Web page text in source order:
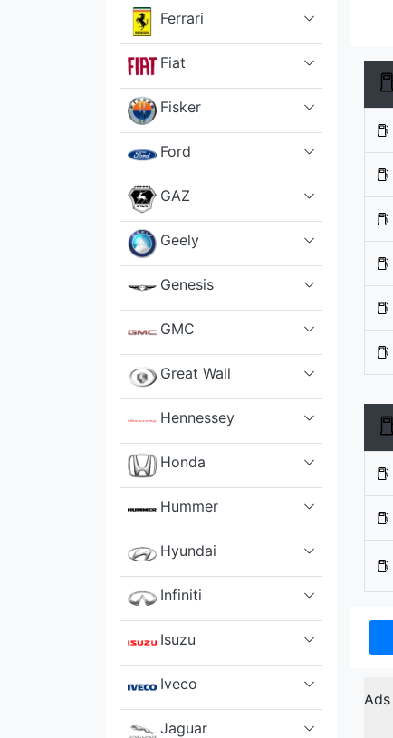
Ferrari
Fiat
Fisker
Ford
GAZ
Geely
Genesis
GMC
Great Wall
Hennessey
Honda
Hummer
Hyundai
Infiniti
Isuzu
Iveco
Jaguar
Ads